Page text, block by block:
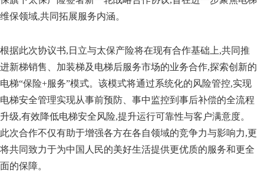
维保领域,共同拓展服务内涵。
根据此次协议书,日立与太保产险将在现有合作基础上,共同推
进新梯销售、加装梯及电梯后服务市场的业务合作,探索创新的
电梯“保险+服务”模式。该模式将通过系统化的风险管控,实现
电梯安全管理实现从事前预防、事中监控到事后补偿的全流程
升级,有效降低电梯安全风险,提升运行可靠性与客户满意度。
此次合作不仅有助于增强各方在各自领域的竞争力与影响力,更
将共同致力于为中国人民的美好生活提供更优质的服务和更全
面的保障。